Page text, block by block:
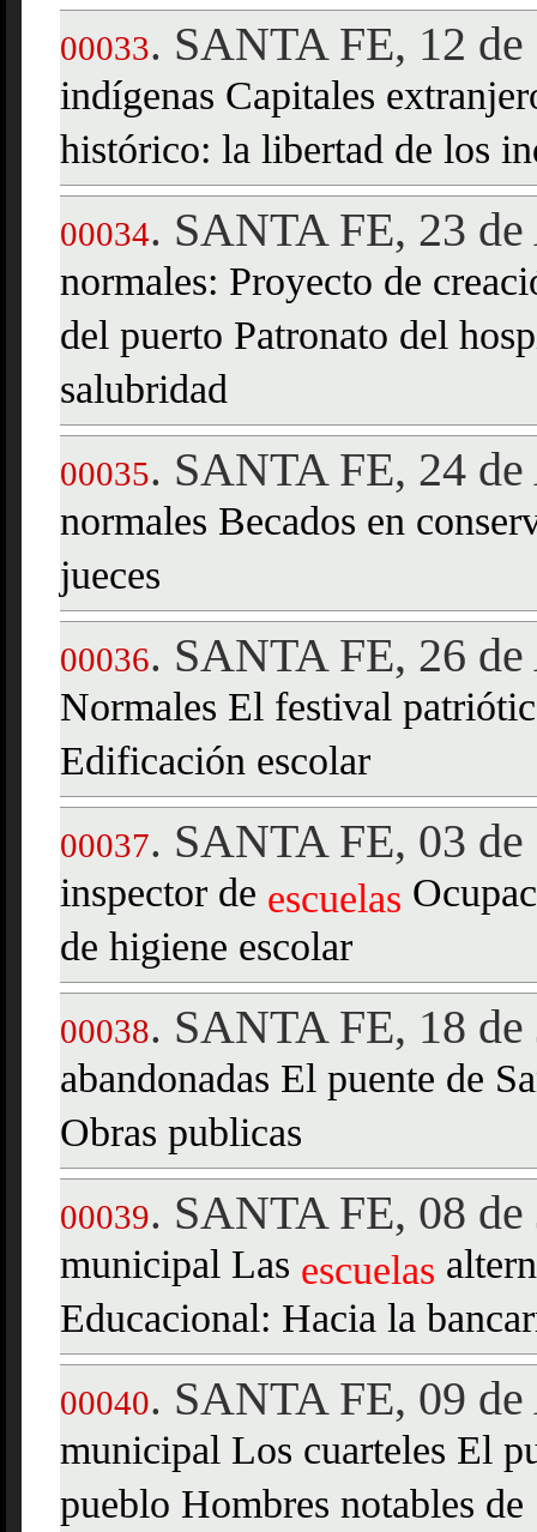
00033. SANTA FE, 12
indígenas Capitales
histórico: la libertad de los
00034. SANTA FE, 23
normales: Proyecto de
del puerto Patronato del
salubridad
00035. SANTA FE, 24
normales Becados en
jueces
00036. SANTA FE, 26
Normales El festival
Edificación escolar
00037. SANTA FE, 03
inspector de escuelas
de higiene escolar
00038. SANTA FE, 18
abandonadas El puente de
Obras publicas
00039. SANTA FE, 08
municipal Las escuelas
Educacional: Hacia la
00040. SANTA FE, 09
municipal Los cuarteles El
pueblo Hombres notables